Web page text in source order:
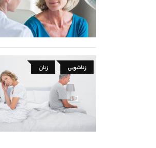
زناشویی زنان